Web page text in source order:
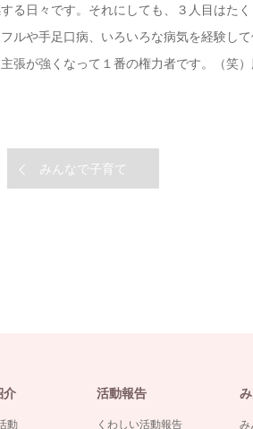
る日々です。それにしても、３人目はた
ルや手足口病、いろいろな病気を経験し
張が強くなって１番の権力者です。（笑
みんなで子育て
介
動
活動報告
くわしい活動報告 み